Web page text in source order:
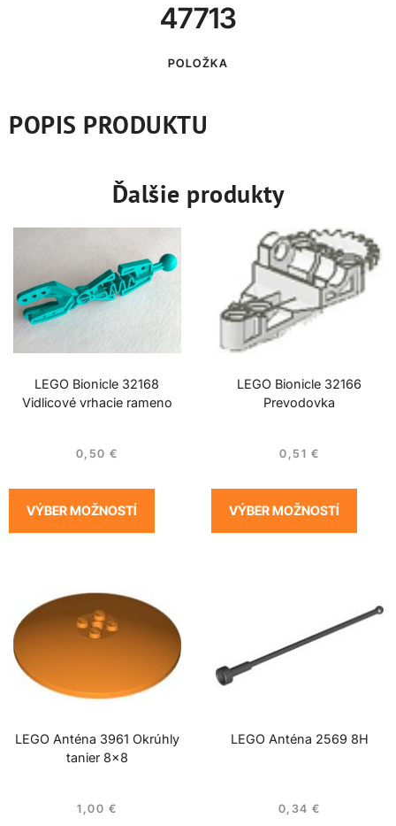
47713
POLOŽKA
POPIS PRODUKTU
Ďalšie produkty
LEGO Bionicle 32168
Vidlicové vrhacie rameno
0,50 €
VÝBER MOŽNOSTÍ
LEGO Bionicle 32166
Prevodovka
0,51 €
VÝBER MOŽNOSTÍ
LEGO Anténa 3961 Okrúhly
tanier 8×8
1,00 €
LEGO Anténa 2569 8H
0,34 €